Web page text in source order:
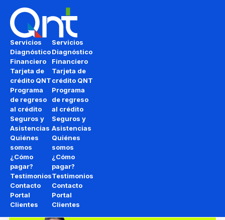
Saltar al contenido principal
Servicios
Diagnóstico
Financiero
Tarjeta de
crédito QNT
Programa
de regreso
al crédito
Seguros y
Asistencias
Quiénes
somos
¿Cómo
pagar?
Testimonios
Contacto
Portal
Clientes
Servicios
Diagnóstico
Financiero
Tarjeta de
crédito QNT
Programa
de regreso
al crédito
Seguros y
Asistencias
Quiénes
somos
¿Cómo
pagar?
Testimonios
Contacto
Portal
Clientes
Deja de adivinar cómo
recuperar tu
Crediticia
Te decimos exactamente qué debes, a quién y
cómo volver atener crédito
Inteligente. No vendemos un reporte,
vendemos tu transformación de
Apto para Crédito